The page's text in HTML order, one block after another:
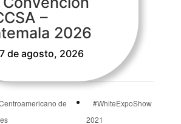
–
2026
de agosto, 2026
de
#WhiteExpoShow
2021